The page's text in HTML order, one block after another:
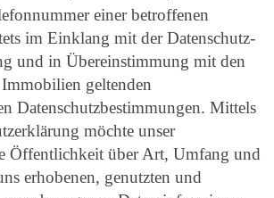
einer betroffenen
im Einklang mit der Datenschutz-
und in Übereinstimmung mit den
geltenden
Datenschutzbestimmungen. Mittels
möchte unser
Öffentlichkeit über Art, Umfang und
erhobenen, genutzten und